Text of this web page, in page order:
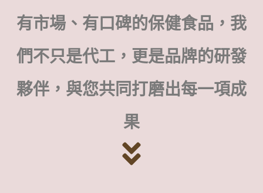
有市場、有口碑的保健食品，我
們不只是代工，更是品牌的研發
夥伴，與您共同打磨出每一項成
果